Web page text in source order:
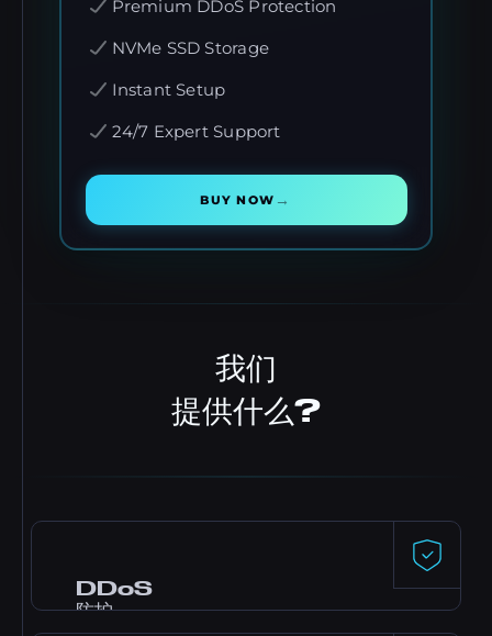
Premium DDoS Protection
NVMe SSD Storage
Instant Setup
24/7 Expert Support
BUY NOW →
我们
提供什么?
DDoS
防护